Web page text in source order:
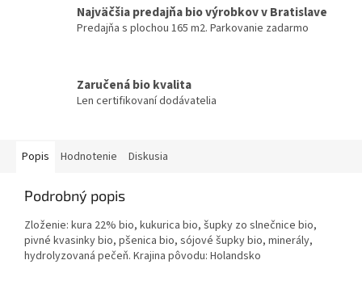
Najväčšia predajňa bio výrobkov v Bratislave
Predajňa s plochou 165 m2. Parkovanie zadarmo
Zaručená bio kvalita
Len certifikovaní dodávatelia
Popis Hodnotenie Diskusia
Podrobný popis
Zloženie: kura 22% bio, kukurica bio, šupky zo slnečnice bio,
pivné kvasinky bio, pšenica bio, sójové šupky bio, minerály,
hydrolyzovaná pečeň. Krajina pôvodu: Holandsko